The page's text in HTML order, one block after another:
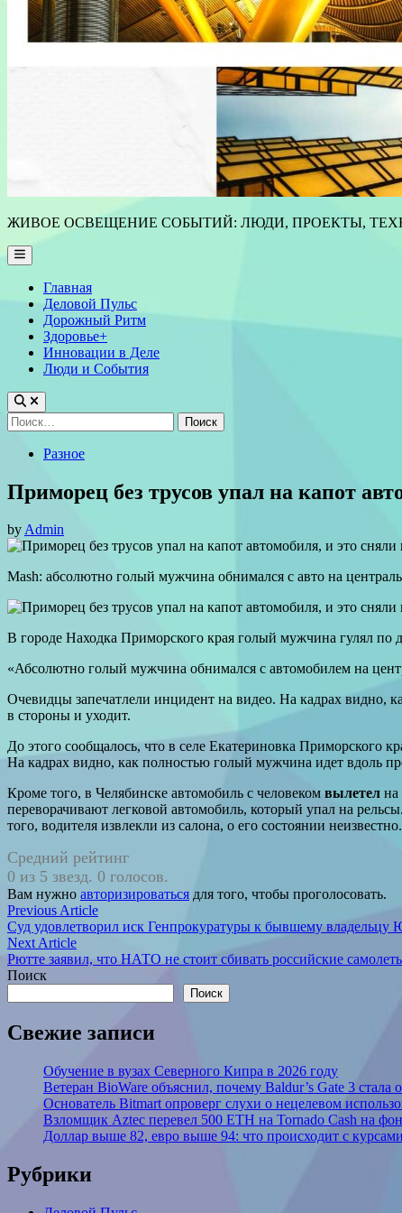
ЖИВОЕ ОСВЕЩЕНИЕ СОБЫТИЙ: ЛЮДИ, ПРОЕКТЫ,
Main
Menu
Главная
Деловой Пульс
Дорожный Ритм
Здоровье+
Инновации в Деле
Люди и События
Найти:
PostedРазное
Приморец без трусов упал на капот
byAdmin
Mash: абсолютно голый мужчина обнимался с авто на
В городе Находка Приморского края голый мужчина гулял по
«Абсолютно голый мужчина обнимался с автомобилем на
Очевидцы запечатлели инцидент на видео. На кадрах видно,
в стороны и уходит.
До этого сообщалось, что в селе Екатериновка Приморского
На кадрах видно, как полностью голый мужчина идет вдоль
Кроме того, в Челябинске автомобиль с человеком вылетел на
переворачивают легковой автомобиль, который упал на
того, водителя извлекли из салона, о его состоянии неизвестно.
Средний рейтинг
0 из 5 звезд. 0 голосов.
Вам нужно авторизироваться для того, чтобы проголосовать.
Навигация
по
записям
Previous ArticlePrevious
article:
Суд удовлетворил иск Генпрокуратуры к бывшему владельцу
Next ArticleNext
article:
Рютте заявил, что НАТО не стоит сбивать российские
Поиск
Поиск
Свежие записи
Обучение в вузах Северного Кипра в 2026 году
Ветеран BioWare объяснил, почему Baldur’s Gate 3
Основатель Bitmart опроверг слухи о нецелевом
Взломщик Aztec перевел 500 ETH на Tornado Cash на
Доллар выше 82, евро выше 94: что происходит с
Рубрики